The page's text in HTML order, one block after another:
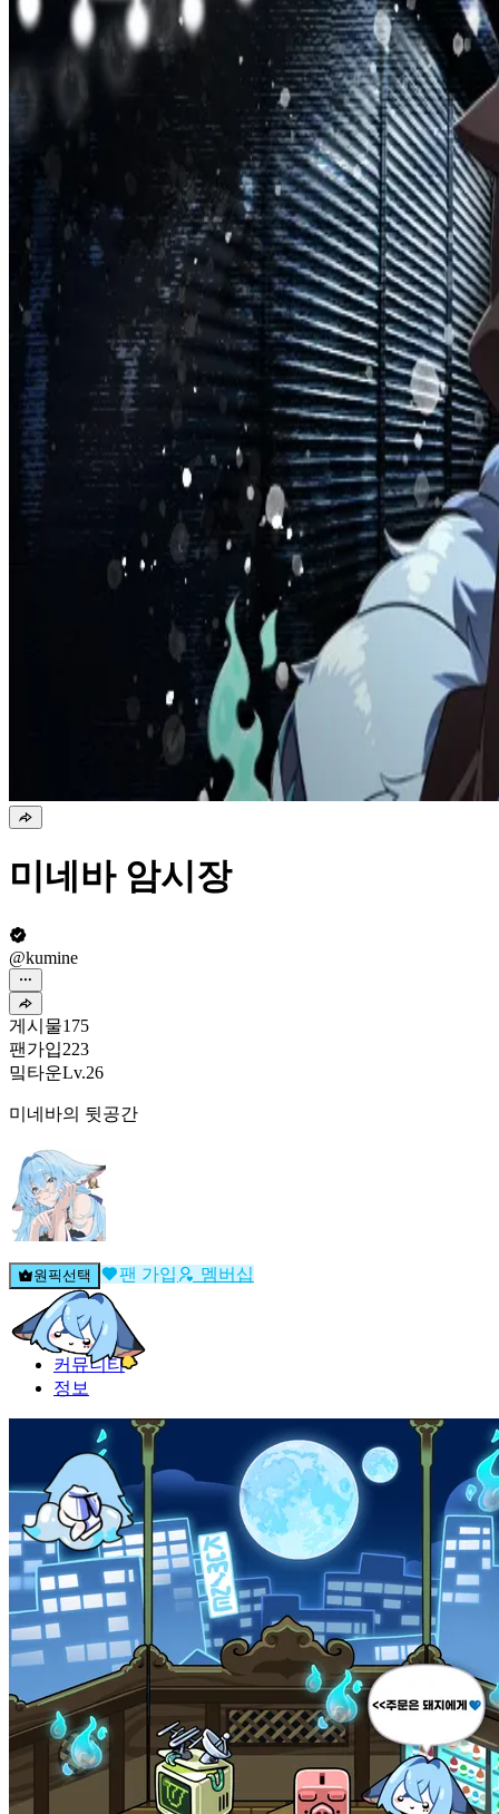
미네바 암시장
@kumine
게시물175
팬가입223
밐타운Lv.26
미네바의 뒷공간
원픽선택 팬 가입 멤버십
밐타운
피드
커뮤니티
정보